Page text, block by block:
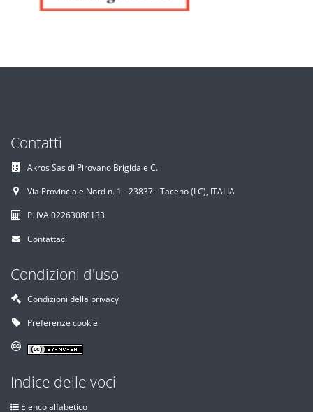
Contatti
Akros Sas di Pirovano Brigida e C.
Via Provinciale Nord n. 1 - 23837 - Taceno (LC), ITALIA
P. IVA 02263080133
Contattaci
Condizioni d'uso
Condizioni della privacy
Preferenze cookie
Indice delle voci
Elenco alfabetico